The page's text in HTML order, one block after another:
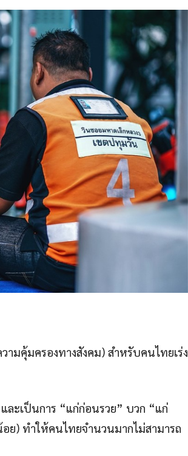
ามคุ้มครองทางสังคม) สำหรับคนไทยเร่ง
และเป็นการ “แก่ก่อนรวย” บวก “แก่
ย) ทำให้คนไทยจำนวนมากไม่สามารถ